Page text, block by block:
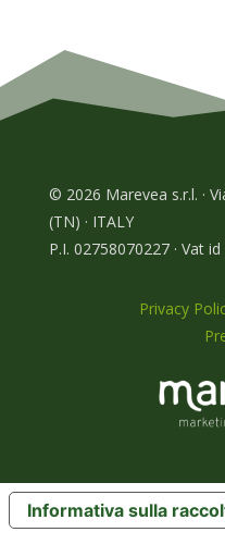
© 2026 Marevea s.r.l. ·
(TN) · ITALY
P.I. 02758070227 · Vat
Privacy
Informativa sulla